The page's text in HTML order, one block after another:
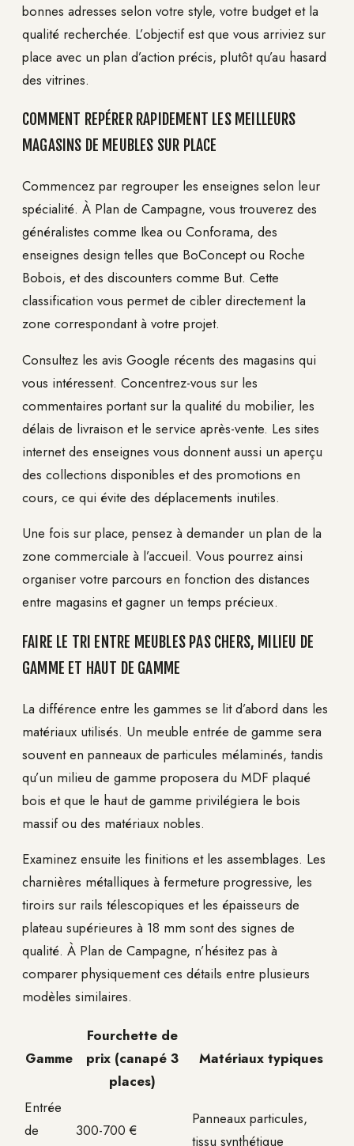
bonnes adresses selon votre style, votre budget et la
qualité recherchée. L’objectif est que vous arriviez sur
place avec un plan d’action précis, plutôt qu’au hasard
des vitrines.
COMMENT REPÉRER RAPIDEMENT LES MEILLEURS
MAGASINS DE MEUBLES SUR PLACE
Commencez par regrouper les enseignes selon leur
spécialité. À Plan de Campagne, vous trouverez des
généralistes comme Ikea ou Conforama, des
enseignes design telles que BoConcept ou Roche
Bobois, et des discounters comme But. Cette
classification vous permet de cibler directement la
zone correspondant à votre projet.
Consultez les avis Google récents des magasins qui
vous intéressent. Concentrez-vous sur les
commentaires portant sur la qualité du mobilier, les
délais de livraison et le service après-vente. Les sites
internet des enseignes vous donnent aussi un aperçu
des collections disponibles et des promotions en
cours, ce qui évite des déplacements inutiles.
Une fois sur place, pensez à demander un plan de la
zone commerciale à l’accueil. Vous pourrez ainsi
organiser votre parcours en fonction des distances
entre magasins et gagner un temps précieux.
FAIRE LE TRI ENTRE MEUBLES PAS CHERS, MILIEU DE
GAMME ET HAUT DE GAMME
La différence entre les gammes se lit d’abord dans les
matériaux utilisés. Un meuble entrée de gamme sera
souvent en panneaux de particules mélaminés, tandis
qu’un milieu de gamme proposera du MDF plaqué
bois et que le haut de gamme privilégiera le bois
massif ou des matériaux nobles.
Examinez ensuite les finitions et les assemblages. Les
charnières métalliques à fermeture progressive, les
tiroirs sur rails télescopiques et les épaisseurs de
plateau supérieures à 18 mm sont des signes de
qualité. À Plan de Campagne, n’hésitez pas à
comparer physiquement ces détails entre plusieurs
modèles similaires.
Gamme
Fourchette de
prix (canapé 3
places)
Matériaux typiques
Entrée
de
300-700 €
Panneaux particules,
tissu synthétique